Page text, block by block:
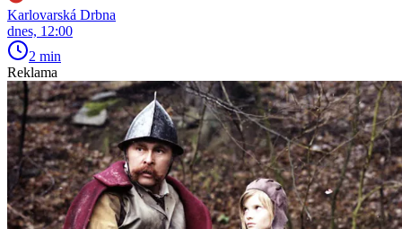
Karlovarská Drbna
dnes, 12:00
2 min
Reklama